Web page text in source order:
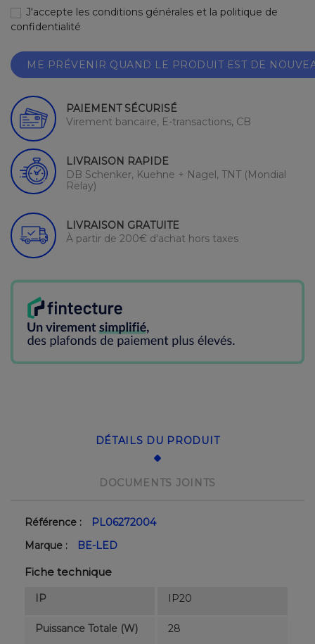
J'accepte les conditions générales et la politique de
confidentialité
ME PRÉVENIR QUAND LE PRODUIT EST DE
PAIEMENT SÉCURISÉ
Virement bancaire, E-transactions, CB
LIVRAISON RAPIDE
DB Schenker, Kuehne + Nagel, TNT (Mondial
Relay)
LIVRAISON GRATUITE
À partir de 200€ d'achat hors taxes
DÉTAILS DU PRODUIT
DOCUMENTS JOINTS
Référence :
PL06272004
Marque :
BE-LED
Fiche technique
IP IP20
Puissance Totale (W) 28